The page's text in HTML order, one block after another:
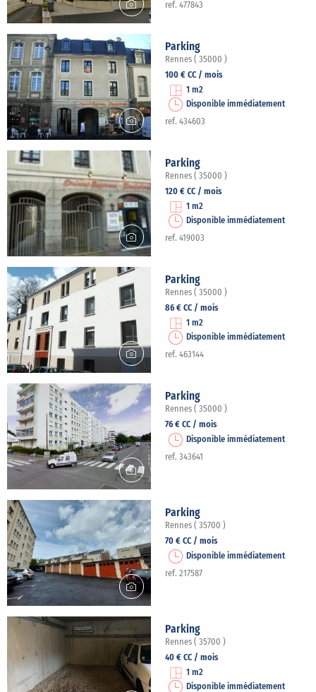
ref. 477843
Parking
Rennes ( 35000 )
100 € CC / mois
1 m2
Disponible immédiatement
ref. 434603
Parking
Rennes ( 35000 )
120 € CC / mois
1 m2
Disponible immédiatement
ref. 419003
Parking
Rennes ( 35000 )
86 € CC / mois
1 m2
Disponible immédiatement
ref. 463144
Parking
Rennes ( 35000 )
76 € CC / mois
Disponible immédiatement
ref. 343641
Parking
Rennes ( 35700 )
70 € CC / mois
Disponible immédiatement
ref. 217587
Parking
Rennes ( 35700 )
40 € CC / mois
1 m2
Disponible immédiatement